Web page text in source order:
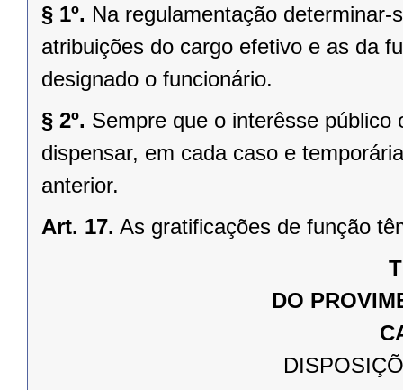
§ 1º. Na regulamentação
atribuições do cargo efetivo e as da
designado o funcionário.
§ 2º. Sempre que o interêsse
dispensar, em cada caso e
anterior.
Art. 17. As gratificações de função
DO